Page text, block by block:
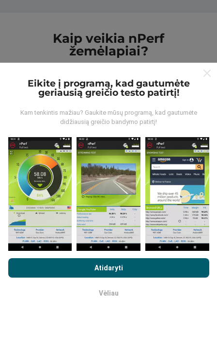
Kaip veikia nPerf
žemėlapiai?
Iš kur gaunami duomenys?
Duomenys renkami iš bandymų, kuriuos atliko „nPerf“
programos vartotojai. Tai testai, atliekami realiomis
sąlygomis, tiesiogiai lauke. Jei ir jūs norite įsitraukti,
tereikia atsisiųsti „nPerf“ programą į savo išmanųjį
telefoną. Kuo daugiau duomenų, tuo išsamesni bus
žemėlapiai!Visi bandymų rezultatai rodomi
žemėlapiuose. Filtravimo taisyklės taikomos prieš
skaičiavimo parodymus.
Kaip atliekami atnaujinimai?
Eikite į programą, kad gautumėte
geriausią greičio testo patirtį!
Kam tenkintis mažiau? Gaukite mūsų programą, kad gautumėte
didžiausią greičio bandymo patirtį!
Atidaryti
Vėliau
, taip pat su „nPerf“ testu
vartotojo licencijos sutartis.
Gerai